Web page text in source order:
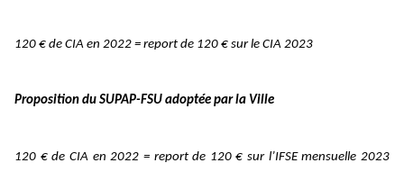
120 € de CIA en 2022 = report de 120 € sur le CIA 2023
Proposition du SUPAP-FSU adoptée par la Ville
120 € de CIA en 2022 = report de 120 € sur l’IFSE mensuelle 2023